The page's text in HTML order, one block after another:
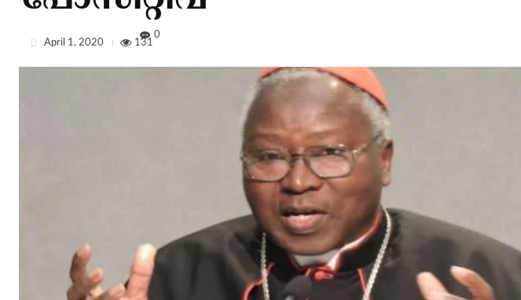
April 1, 2020 131
0